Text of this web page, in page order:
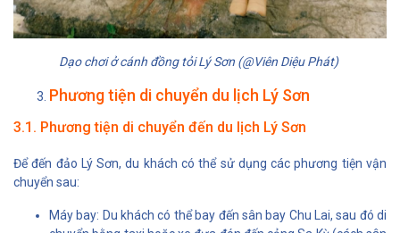
Dạo chơi ở cánh đồng tỏi Lý Sơn (@Viên Diệu Phát)
Phương tiện di chuyển du lịch Lý Sơn
3.1. Phương tiện di chuyển đến du lịch Lý Sơn
Để đến đảo Lý Sơn, du khách có thể sử dụng các phương tiện vận
chuyển sau:
Máy bay: Du khách có thể bay đến sân bay Chu Lai, sau đó di